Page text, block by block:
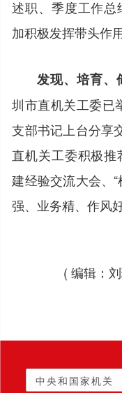
述职、季度工作
加积极发挥带头作用
发现、培育、
圳市直机关工委已
支部书记上台分享
直机关工委积极
建经验交流大会、
强、业务精、作风
( 编辑：
中央和国家机关